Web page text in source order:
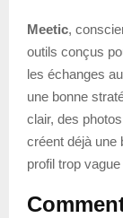
Meetic,
outils conçus
les échanges
une bonne
clair, des
créent déjà une
profil trop vague